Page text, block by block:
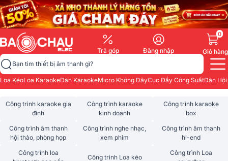
Trả góp Đăng nhập
0
Giỏ hàng
Bạn tìm thiết bị âm thanh gì?
Loa KéoLoa KaraokeDàn KaraokeMicro Không DâyCục Đẩy Công SuấtDàn
Công trình karaoke gia
đình
Công trình karaoke
kinh doanh
Công trình karaoke
box
Công trình âm thanh
hội thảo, phòng họp
Công trình nghe nhạc,
xem phim
Công trình âm thanh
hi-end
Công trình loa
Công trình Loa kéo
Công trình Loa